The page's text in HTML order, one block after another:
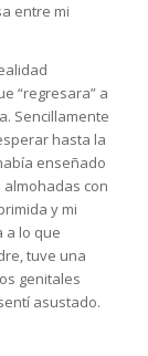
entre mi
“regresara” a
Sencillamente
hasta la
enseñado
con
y mi
a lo que
tuve una
genitales
asustado.